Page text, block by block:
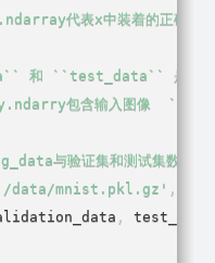
代表x中装着的正确数字
和 ``test_data`` 是包
包含输入图像  ``y``
与验证集和测试集数据结
mnist.pkl.gz' ,
,